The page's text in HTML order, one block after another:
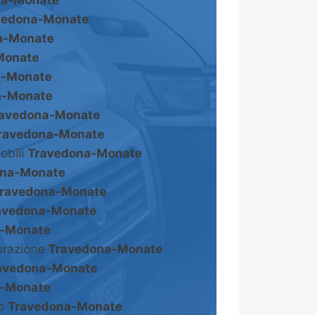
Monate
Monate
Monate
Monate
Monate
Monate
Travedona-Monate
Monate
Monate
Monate
Monate
Travedona-Monate
Monate
Monate
Travedona-Monate